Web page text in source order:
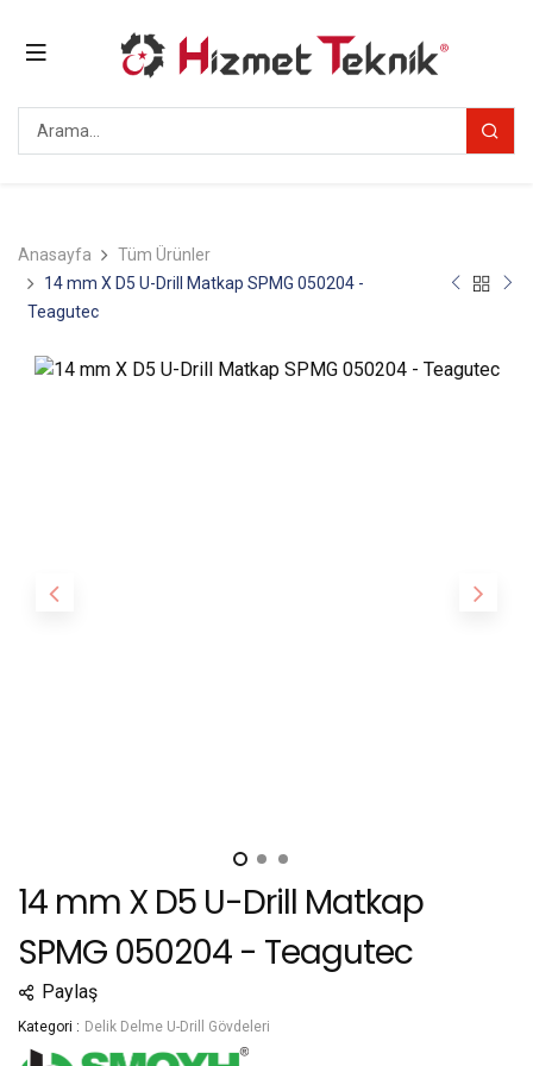
Anasayfa
Tüm Ürünler
14 mm X D5 U-Drill Matkap SPMG 050204 -
Teagutec
14 mm X D5 U-Drill Matkap
SPMG 050204 - Teagutec
Paylaş
Kategori : Delik Delme U-Drill Gövdeleri